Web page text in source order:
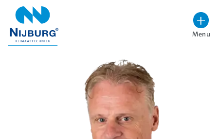
overslaan
Hoog contrast wisselenMenu